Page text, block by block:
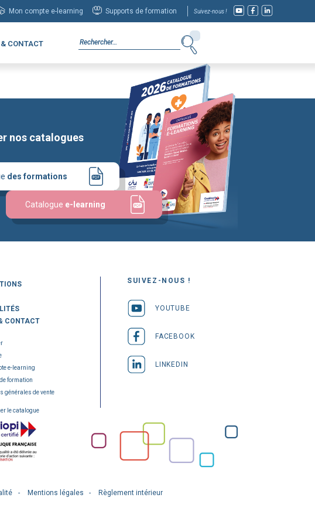
Mon compte e-learning Supports de formation Suivez-nous !
CONTACT
nos catalogues
des formations
Catalogue e-learning
CONTACT
e-learning
formation
générales de vente
le catalogue
SUIVEZ-NOUS !
YOUTUBE
FACEBOOK
LINKEDIN
Mentions légales Règlement intérieur